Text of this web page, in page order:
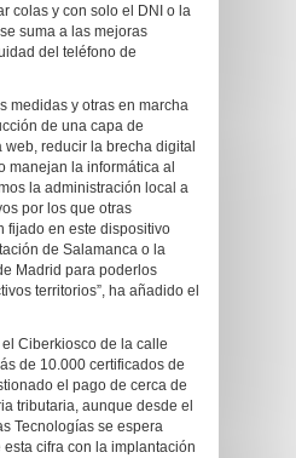
colas y con solo el DNI o la
suma a las mejoras
del teléfono de
medidas y otras en marcha
de una capa de
reducir la brecha digital
manejan la informática al
la administración local a
por los que otras
fijado en este dispositivo
de Salamanca o la
Madrid para poderlos
territorios”, ha añadido el
Ciberkiosco de la calle
de 10.000 certificados de
el pago de cerca de
tributaria, aunque desde el
Tecnologías se espera
cifra con la implantación